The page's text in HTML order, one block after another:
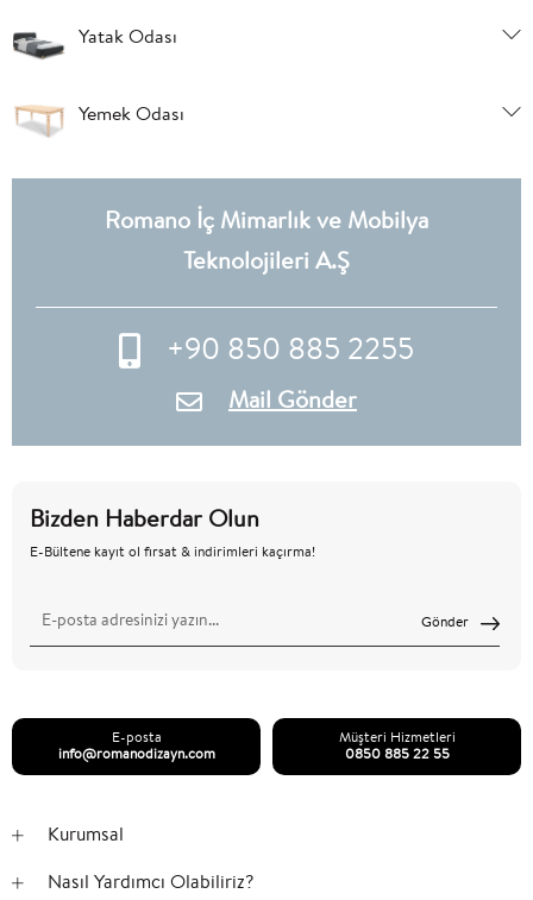
Yatak Odası
Yemek Odası
Romano İç Mimarlık ve Mobilya
Teknolojileri A.Ş
+90 850 885 2255
Mail Gönder
Bizden Haberdar Olun
E-Bültene kayıt ol fırsat & indirimleri kaçırma!
Gönder
E-posta
info@romanodizayn.com
Müşteri Hizmetleri
0850 885 22 55
Kurumsal
Nasıl Yardımcı Olabiliriz?